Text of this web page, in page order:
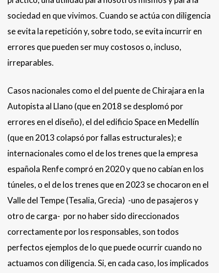
sociedad en que vivimos. Cuando se actúa con diligencia
se evita la repetición y, sobre todo, se evita incurrir en
errores que pueden ser muy costosos o, incluso,
irreparables.
Casos nacionales como el del puente de Chirajara en la
Autopista al Llano (que en 2018 se desplomó por
errores en el diseño), el del edificio Space en Medellín
(que en 2013 colapsó por fallas estructurales); e
internacionales como el de los trenes que la empresa
española Renfe compró en 2020 y que no cabían en los
túneles, o el de los trenes que en 2023 se chocaron en el
Valle del Tempe (Tesalia, Grecia) -uno de pasajeros y
otro de carga- por no haber sido direccionados
correctamente por los responsables, son todos
perfectos ejemplos de lo que puede ocurrir cuando no
actuamos con diligencia. Si, en cada caso, los implicados